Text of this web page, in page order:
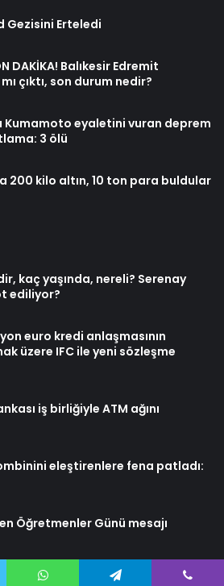
Gezisini Erteledi
DAKİKA! Balıkesir Edremit
çıktı, son durum nedir?
Kumamoto eyaletini vuran deprem
3 ölü
200 kilo altın, 10 ton para buldular
kaç yaşında, nereli? Serenay
ediliyor?
euro kredi anlaşmasının
üzere IFC ile yeni sözleşme
iş birliğiyle ATM ağını
eleştirenlere fena patladı:
Öğretmenler Günü mesajı